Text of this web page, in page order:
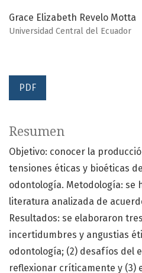
Grace Elizabeth Revelo Motta
Universidad Central del Ecuador
PDF
Resumen
Objetivo: conocer la
tensiones éticas y bioéticas
odontología. Metodología: se
literatura analizada de
Resultados: se elaboraron
incertidumbres y angustias
odontología; (2) desafíos del
reflexionar críticamente y (3)